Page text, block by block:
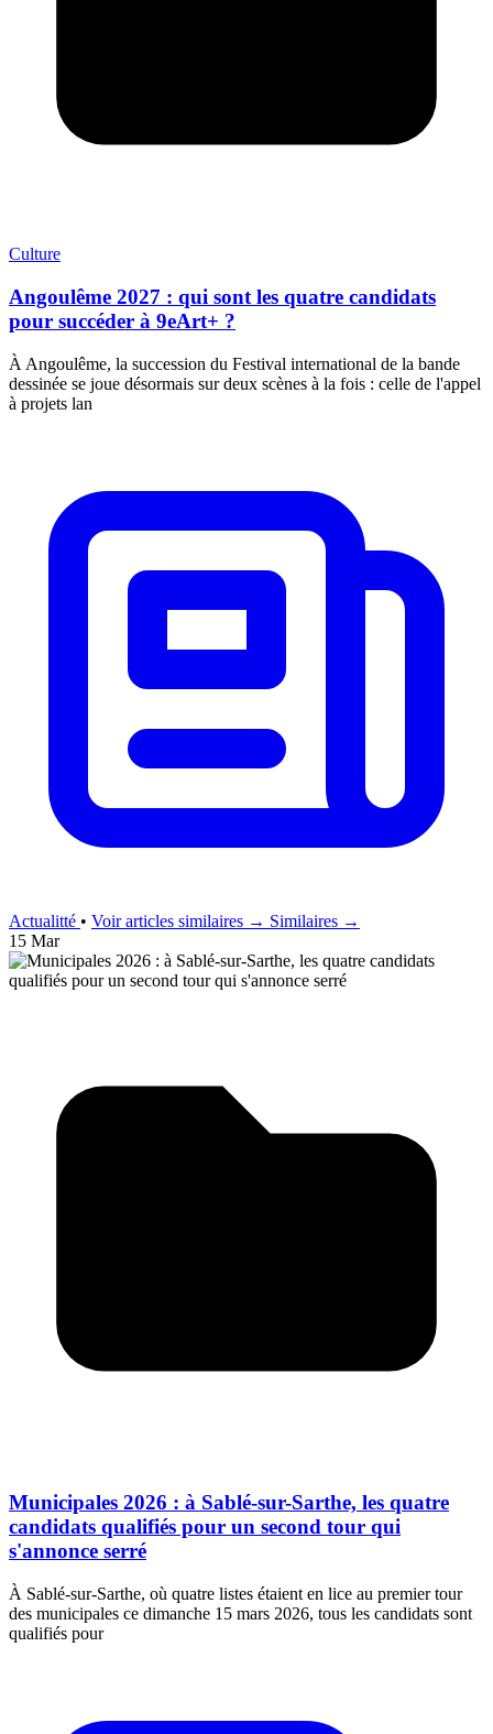
Culture
Angoulême 2027 : qui sont les quatre candidats
pour succéder à 9eArt+ ?
À Angoulême, la succession du Festival international de la bande
dessinée se joue désormais sur deux scènes à la fois : celle de l'appel
à projets lan
Actualitté • Voir articles similaires → Similaires →
15 Mar
Municipales 2026 : à Sablé-sur-Sarthe, les quatre
candidats qualifiés pour un second tour qui
s'annonce serré
À Sablé-sur-Sarthe, où quatre listes étaient en lice au premier tour
des municipales ce dimanche 15 mars 2026, tous les candidats sont
qualifiés pour